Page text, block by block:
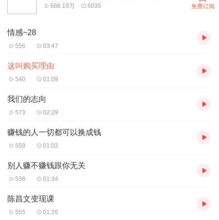
686.19万 6035 免费订阅
情感~28
556 03:47
这叫购买理由
540 01:09
我们的志向
573 02:29
赚钱的人一切都可以换成钱
559 01:02
别人赚不赚钱跟你无关
538 01:34
陈昌文变现课
555 01:26